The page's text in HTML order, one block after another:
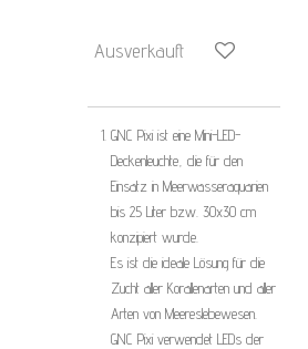
Ausverkauft
GNC Pixi ist eine Mini-LED-
Deckenleuchte, die für den
Einsatz in Meerwasseraquarien
bis 25 Liter bzw. 30x30 cm
konzipiert wurde.
Es ist die ideale Lösung für die
Zucht aller Korallenarten und aller
Arten von Meereslebewesen.
GNC Pixi verwendet LEDs der